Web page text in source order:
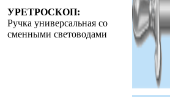
УРЕТРОСКОП:
Ручка универсальная со
сменными световодами